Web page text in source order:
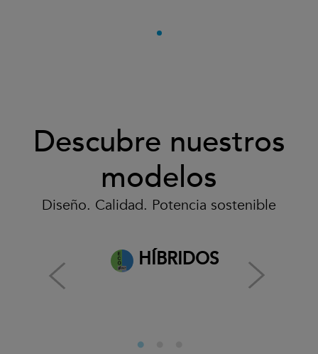
Descubre nuestros
modelos
Diseño. Calidad. Potencia sostenible
HÍBRIDOS